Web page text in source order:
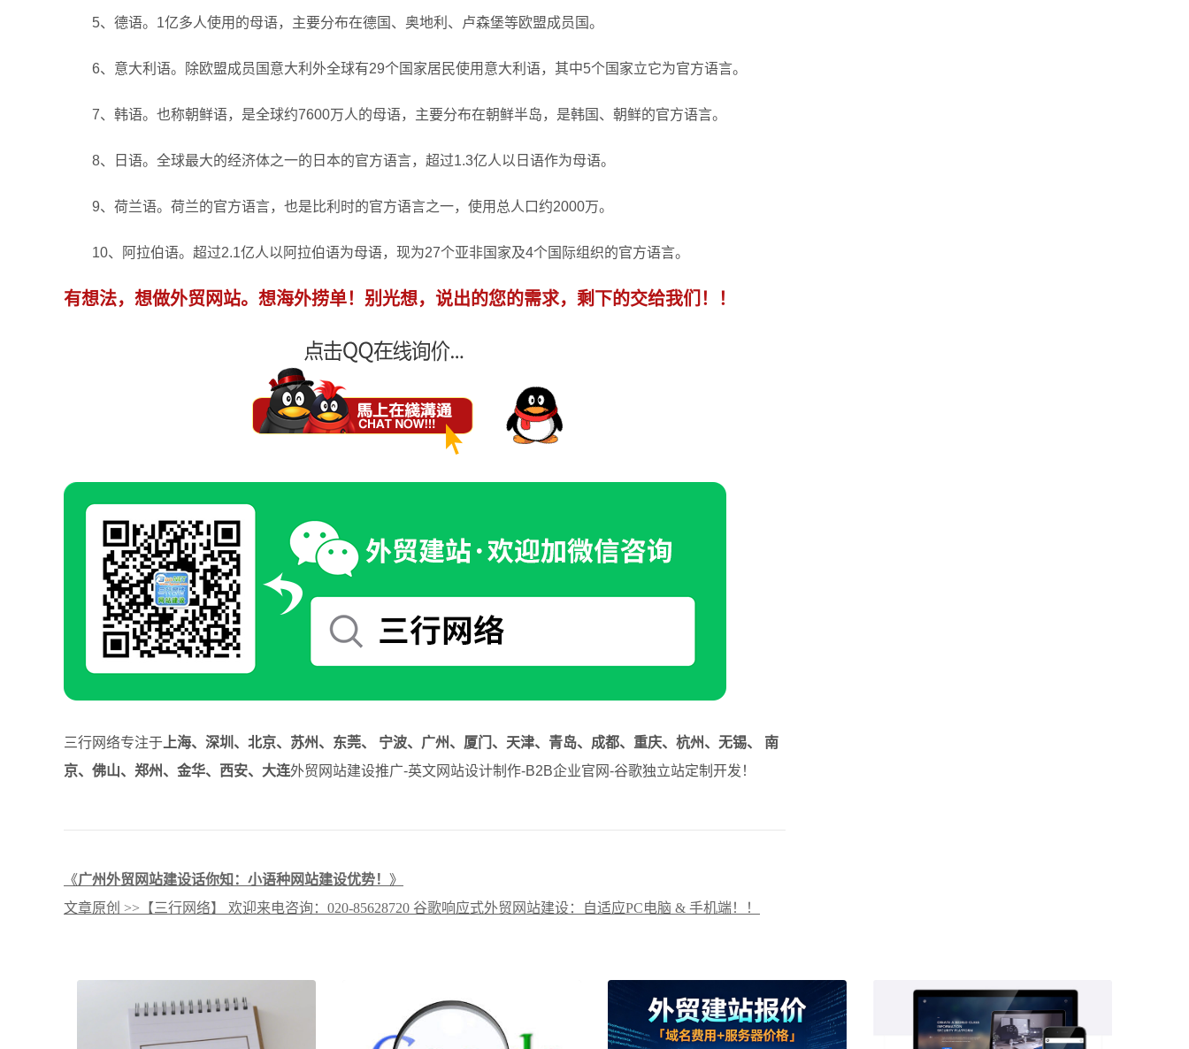
5、德语。1亿多人使用的母语，主要分布在德国、奥地利、卢森堡等欧盟成员国。
6、意大利语。除欧盟成员国意大利外全球有29个国家居民使用意大利语，其中5个国家立它为官方语言。
7、韩语。也称朝鲜语，是全球约7600万人的母语，主要分布在朝鲜半岛，是韩国、朝鲜的官方语言。
8、日语。全球最大的经济体之一的日本的官方语言，超过1.3亿人以日语作为母语。
9、荷兰语。荷兰的官方语言，也是比利时的官方语言之一，使用总人口约2000万。
10、阿拉伯语。超过2.1亿人以阿拉伯语为母语，现为27个亚非国家及4个国际组织的官方语言。
有想法，想做外贸网站。想海外捞单！别光想，说出的您的需求，剩下的交给我们！！
三行网络专注于 上海、深圳、北京、苏州、东莞、 宁波、广州、厦门、天津、青岛、成都、重庆、杭州、无锡、 南
京、佛山、郑州、金华、西安、大连外贸网站建设推广-英文网站设计制作-B2B企业官网-谷歌独立站定制开发！
《广州外贸网站建设话你知：小语种网站建设优势！ 》
文章原创 >>【三行网络】 欢迎来电咨询：020-85628720 谷歌响应式外贸网站建设：自适应PC电脑 & 手机端！！